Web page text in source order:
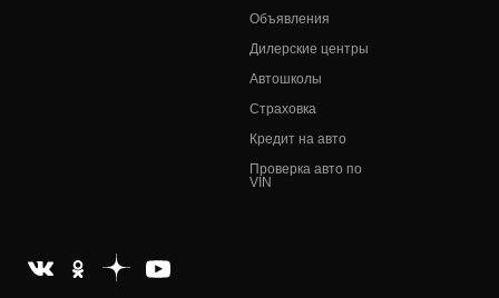
Объявления
Дилерские центры
Автошколы
Страховка
Кредит на авто
Проверка авто по
VIN